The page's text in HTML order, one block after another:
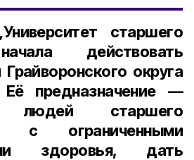
старшего
действовать
округа
предназначение —
людей старшего
с ограниченными
здоровья, дать